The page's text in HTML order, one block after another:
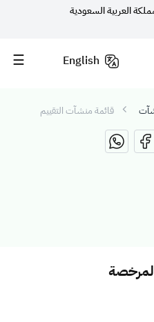
العربية السعودية
English
قائمة منشآت التقييم